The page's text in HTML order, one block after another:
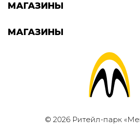
МАГАЗИНЫ
МАГАЗИНЫ
© 2026 Ритейл-парк